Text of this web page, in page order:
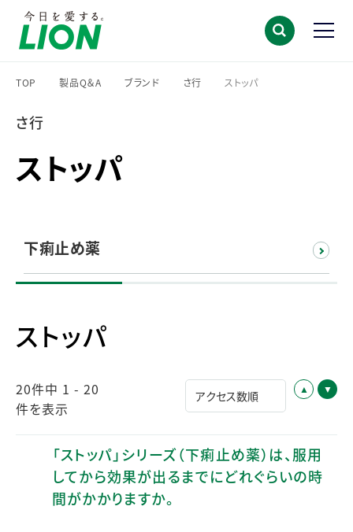
TOP
製品Q＆A
ブランド
さ行
ストッパ
さ行
ストッパ
下痢止め薬
ストッパ
20件中 1 - 20
件を表示
「ストッパ」シリーズ（下痢止め薬）は、服用
してから効果が出るまでにどれぐらいの時
間がかかりますか。